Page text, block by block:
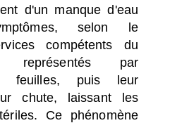
d'un manque d'eau
selon le
compétents du
représentés par
feuilles, puis leur
chute, laissant les
Ce phénomène